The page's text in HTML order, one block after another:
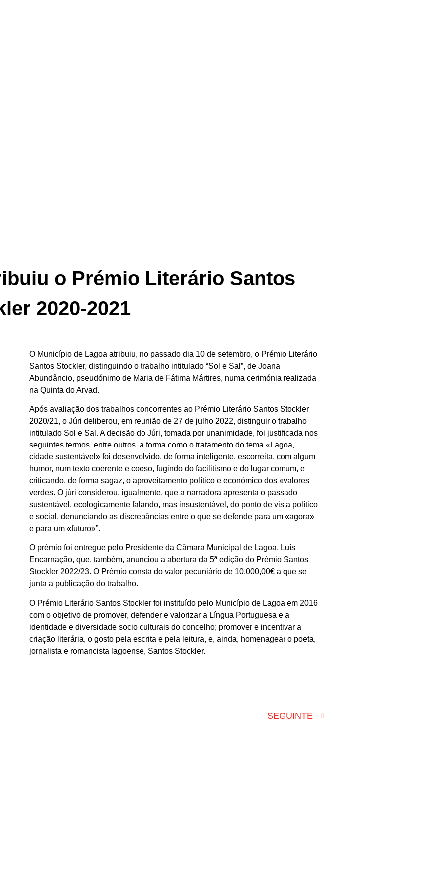
o Prémio Literário Santos
2020-2021
O Município de Lagoa atribuiu, no passado dia 10 de setembro, o Prémio Literário
Santos Stockler, distinguindo o trabalho intitulado “Sol e Sal”, de Joana
Abundâncio, pseudónimo de Maria de Fátima Mártires, numa cerimónia realizada
na Quinta do Arvad.
Após avaliação dos trabalhos concorrentes ao Prémio Literário Santos Stockler
2020/21, o Júri deliberou, em reunião de 27 de julho 2022, distinguir o trabalho
intitulado Sol e Sal. A decisão do Júri, tomada por unanimidade, foi justificada nos
seguintes termos, entre outros, a forma como o tratamento do tema «Lagoa,
cidade sustentável» foi desenvolvido, de forma inteligente, escorreita, com algum
humor, num texto coerente e coeso, fugindo do facilitismo e do lugar comum, e
criticando, de forma sagaz, o aproveitamento político e económico dos «valores
verdes. O júri considerou, igualmente, que a narradora apresenta o passado
sustentável, ecologicamente falando, mas insustentável, do ponto de vista político
e social, denunciando as discrepâncias entre o que se defende para um «agora»
e para um «futuro»”.
O prémio foi entregue pelo Presidente da Câmara Municipal de Lagoa, Luís
Encarnação, que, também, anunciou a abertura da 5ª edição do Prémio Santos
Stockler 2022/23. O Prémio consta do valor pecuniário de 10.000,00€ a que se
junta a publicação do trabalho.
O Prémio Literário Santos Stockler foi instituído pelo Município de Lagoa em 2016
com o objetivo de promover, defender e valorizar a Língua Portuguesa e a
identidade e diversidade socio culturais do concelho; promover e incentivar a
criação literária, o gosto pela escrita e pela leitura, e, ainda, homenagear o poeta,
jornalista e romancista lagoense, Santos Stockler.
SEGUINTE